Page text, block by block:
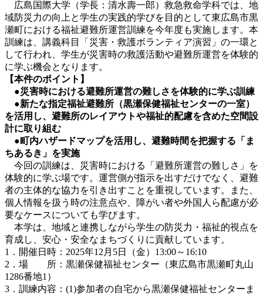
広島国際大学（学長：清水壽一郎）救急救命学科では、地
域防災力の向上と学生の実践的学びを目的として東広島市黒
瀬町における福祉避難所運営訓練を今年度も実施します。本
訓練は、講義科目「災害・救護ボランティア演習」の一環と
して行われ、学生が災害時の救護活動や避難所運営を体験的
に学ぶ機会となります。
【本件のポイント】
●災害時における避難所運営の難しさを体験的に学ぶ訓練
●新たな指定福祉避難所（黒瀬保健福祉センターの一室）
を活用し、避難所のレイアウトや福祉的配慮を含めた空間設
計に取り組む
●町内ハザードマップを活用し、避難時間を把握する「ま
ちあるき」を実施
今回の訓練は、災害時における「避難所運営の難しさ」を
体験的に学ぶ場です。運営側が指示を出すだけでなく、避難
者の主体的な協力を引き出すことを重視しています。また、
個人情報を扱う時の注意点や、障がい者や外国人ら配慮が必
要なケースについても学びます。
本学は、地域と連携しながら学生の防災力・福祉的視点を
育成し、安心・安全なまちづくりに貢献しています。
1．開催日時：2025年12月5日（金）13:00～16:10
2．場 所：黒瀬保健福祉センター（東広島市黒瀬町丸山
1286番地1）
3．訓練内容：(1)参加者の自宅から黒瀬保健福祉センターま